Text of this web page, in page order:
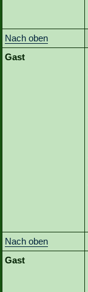
Nach oben
Gast
Nach oben
Gast